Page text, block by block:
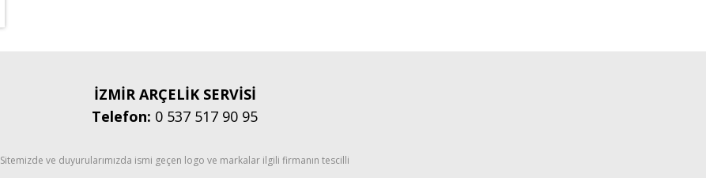
İZMİR ARÇELİK SERVİSİ
Telefon: 0 537 517 90 95
Sitemizde ve duyurularımızda ismi geçen logo ve markalar ilgili firmanın tescilli